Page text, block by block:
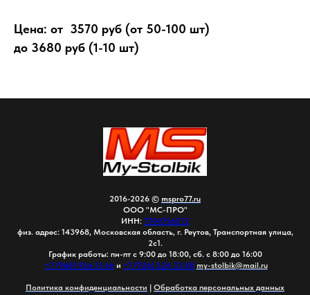
Цена: от 3570 руб (от 50-100 шт)
до 3680 руб (1-10 шт)
2016-2026 © mspro77.ru
ООО "МС-ПРО"
ИНН: 7704756572
физ. адрес: 143968, Московская область, г. Реутов, Транспортная улица,
2с1.
График работы: пн-пт с 9:00 до 18:00, сб. с 8:00 до 16:00
+7 (968) 936 51 66и +7 (926) 524 33 80 my-stolbik@mail.ru
Политика конфиденциальности | Обработка персональных данных